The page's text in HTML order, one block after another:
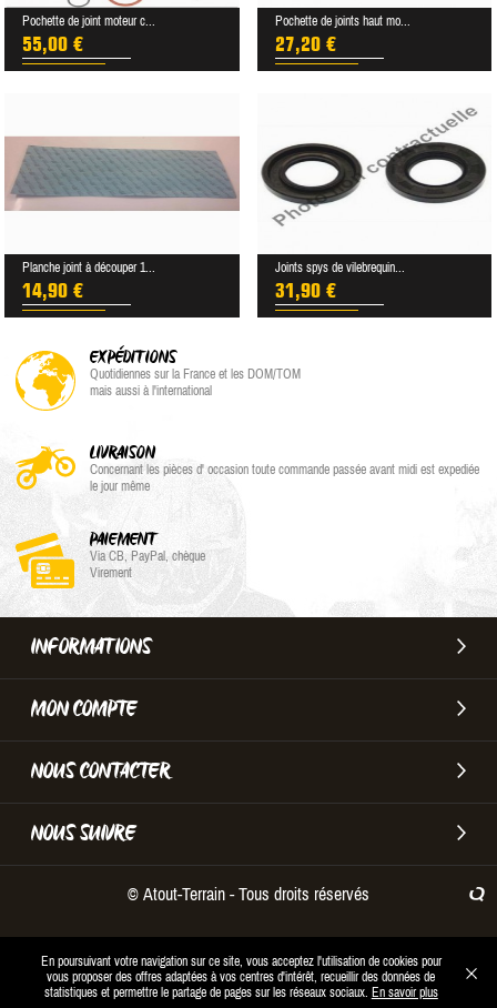
Pochette de joint moteur c...
55,00 €
Pochette de joints haut mo...
27,20 €
Planche joint à découper 1...
14,90 €
Joints spys de vilebrequin...
31,90 €
EXPÉDITIONS
Quotidiennes sur la France et les DOM/TOM
mais aussi à l'international
LIVRAISON
Concernant les pièces d' occasion toute commande passée avant midi est expediée
le jour même
PAIEMENT
Via CB, PayPal, chèque
Virement
INFORMATIONS
MON COMPTE
NOUS CONTACTER
NOUS SUIVRE
En poursuivant votre navigation sur ce site, vous acceptez l'utilisation de cookies pour
vous proposer des offres adaptées à vos centres d'intérêt, recueillir des données de
statistiques et permettre le partage de pages sur les réseaux sociaux. En savoir plus
© Atout-Terrain - Tous droits réservés